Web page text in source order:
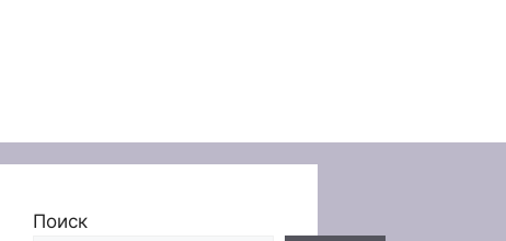
Поиск